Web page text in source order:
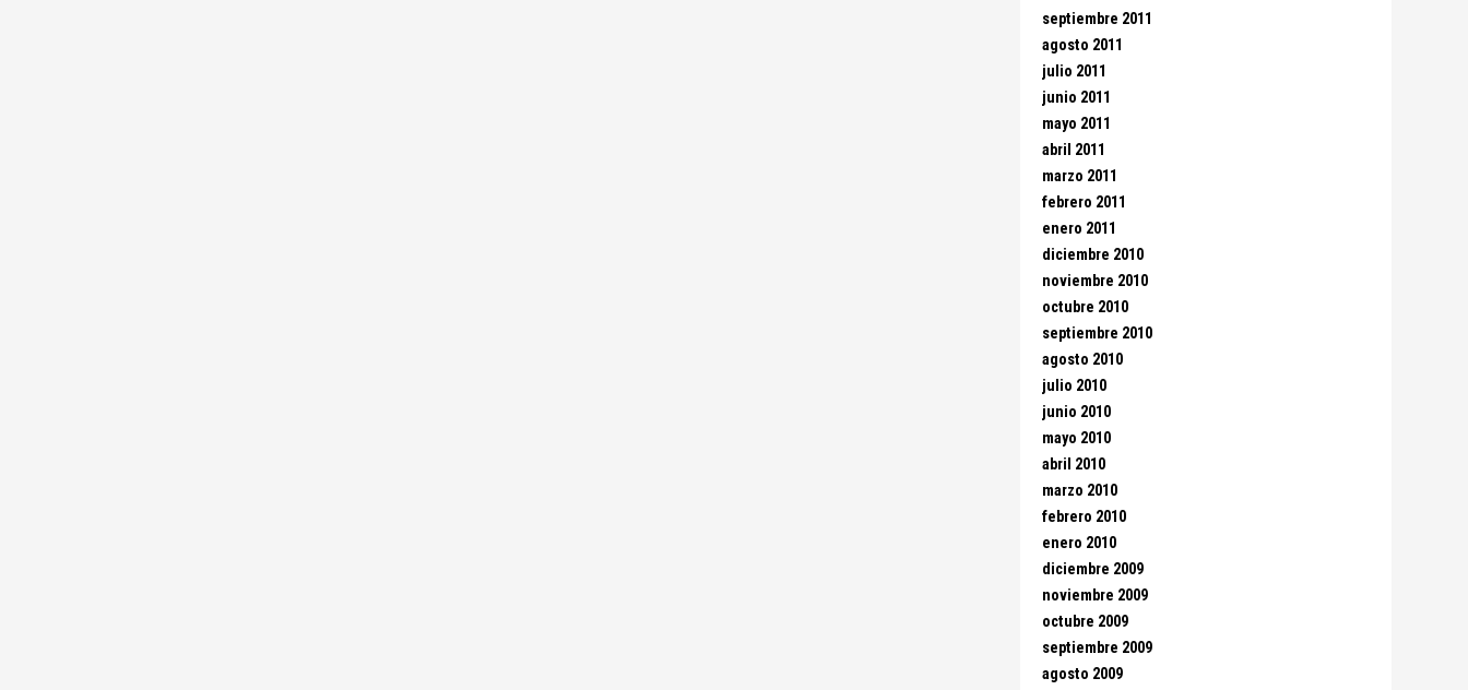
septiembre 2011
agosto 2011
julio 2011
junio 2011
mayo 2011
abril 2011
marzo 2011
febrero 2011
enero 2011
diciembre 2010
noviembre 2010
octubre 2010
septiembre 2010
agosto 2010
julio 2010
junio 2010
mayo 2010
abril 2010
marzo 2010
febrero 2010
enero 2010
diciembre 2009
noviembre 2009
octubre 2009
septiembre 2009
agosto 2009